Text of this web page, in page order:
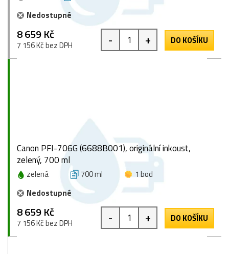
Nedostupné
8 659 Kč
7 156 Kč bez DPH - + DO KOŠÍKU
Canon PFI-706G (6688B001), originální inkoust,
zelený, 700 ml
zelená 700 ml
1 bod
Nedostupné
8 659 Kč
7 156 Kč bez DPH - + DO KOŠÍKU